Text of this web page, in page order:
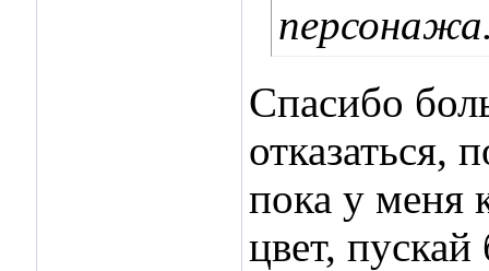
Спасибо
отказаться,
пока у меня
цвет,